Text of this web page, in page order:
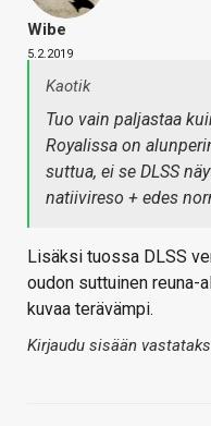
Wibe
5.2.2019
Kaotik
Tuo vain paljastaa
Royalissa on
suttua, ei se DLSS
natiivireso + edes
Lisäksi tuossa DLSS
oudon suttuinen reuna-
kuvaa terävämpi.
Kirjaudu sisään